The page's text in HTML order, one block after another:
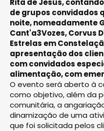
de grupos convidados
noite, nomeadamente
Cant'a3Vozes, Corvus
Estrelas em
apresentação dos
com convidados
alimentação, com
O evento será aberto à
como objetivo, além da
comunitária, a
dinamização de uma
que foi solicitada pelos